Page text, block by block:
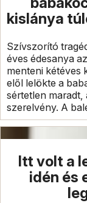
kislánya
Szívszorító
éves édesanya
menteni kétéves
elől lelökte a
sértetlen
szerelvény. A
Itt volt a
idén és